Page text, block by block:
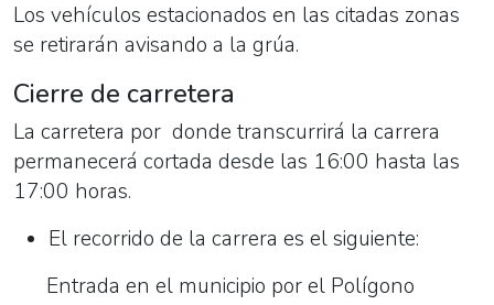
Los vehículos estacionados en las citadas zonas
se retirarán avisando a la grúa.
Cierre de carretera
La carretera por donde transcurrirá la carrera
permanecerá cortada desde las 16:00 hasta las
17:00 horas.
El recorrido de la carrera es el siguiente:
Entrada en el municipio por el Polígono